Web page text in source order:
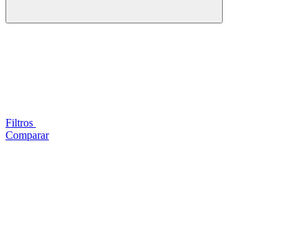
Filtros
Comparar